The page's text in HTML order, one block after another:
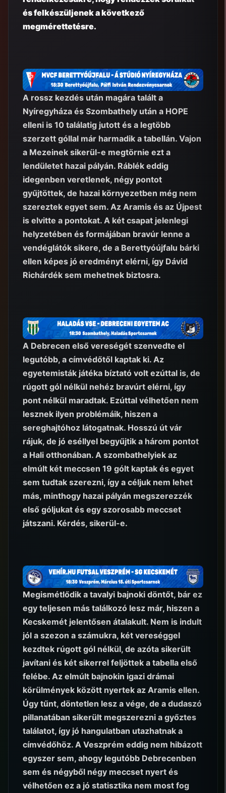
és felkészüljenek a következő
megmérettetésre.
A rossz kezdés után magára talált a
Nyíregyháza és Szombathely után a HOPE
elleni is 10 találatig jutott és a legtöbb
szerzett góllal már harmadik a tabellán. Vajon
a Mezeinek sikerül-e megtörnie ezt a
lendületet hazai pályán. Ráblék eddig
idegenben veretlenek, négy pontot
gyűjtöttek, de hazai környezetben még nem
szereztek egyet sem. Az Aramis és az Újpest
is elvitte a pontokat. A két csapat jelenlegi
helyzetében és formájában bravúr lenne a
vendéglátók sikere, de a Berettyóújfalu bárki
ellen képes jó eredményt elérni, így Dávid
Richárdék sem mehetnek biztosra.
A Debrecen első vereségét szenvedte el
legutóbb, a címvédőtől kaptak ki. Az
egyetemisták játéka bíztató volt ezúttal is, de
rúgott gól nélkül nehéz bravúrt elérni, így
pont nélkül maradtak. Ezúttal vélhetően nem
lesznek ilyen problémáik, hiszen a
sereghajtóhoz látogatnak. Hosszú út vár
rájuk, de jó eséllyel begyűjtik a három pontot
a Hali otthonában. A szombathelyiek az
elmúlt két meccsen 19 gólt kaptak és egyet
sem tudtak szerezni, így a céljuk nem lehet
más, minthogy hazai pályán megszerezzék
első góljukat és egy szorosabb meccset
játszani. Kérdés, sikerül-e.
Megismétlődik a tavalyi bajnoki döntőt, bár ez
egy teljesen más találkozó lesz már, hiszen a
Kecskemét jelentősen átalakult. Nem is indult
jól a szezon a számukra, két vereséggel
kezdtek rúgott gól nélkül, de azóta sikerült
javítani és két sikerrel feljöttek a tabella első
felébe. Az elmúlt bajnokin igazi drámai
körülmények között nyertek az Aramis ellen.
Úgy tűnt, döntetlen lesz a vége, de a dudaszó
pillanatában sikerült megszerezni a győztes
találatot, így jó hangulatban utazhatnak a
címvédőhöz. A Veszprém eddig nem hibázott
egyszer sem, ahogy legutóbb Debrecenben
sem és négyből négy meccset nyert és
vélhetően ez a jó statisztika nem most fog